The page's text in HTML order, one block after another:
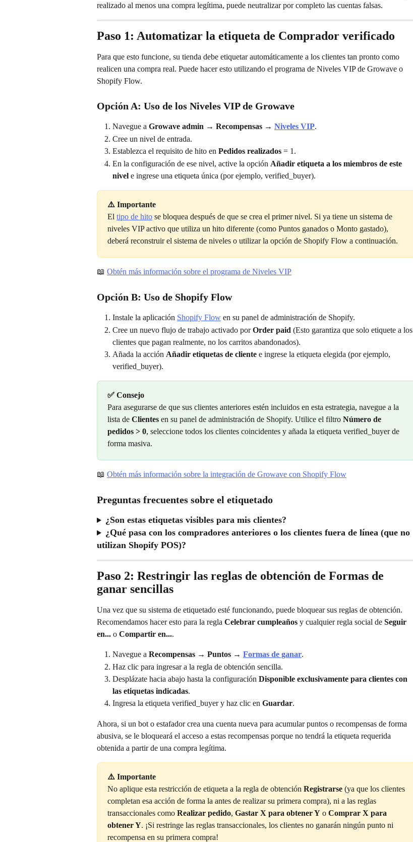
realizado al menos una compra legítima, puede neutralizar por completo las cuentas falsas.
Paso 1: Automatizar la etiqueta de Comprador verificado
Para que esto funcione, su tienda debe etiquetar automáticamente a los clientes tan pronto como
realicen una compra real. Puede hacer esto utilizando el programa de Niveles VIP de Growave o
Shopify Flow.
Opción A: Uso de los Niveles VIP de Growave
Navegue a Growave admin → Recompensas → Niveles VIP.
Cree un nivel de entrada.
Establezca el requisito de hito en Pedidos realizados = 1.
En la configuración de ese nivel, active la opción Añadir etiqueta a los miembros de este
nivel e ingrese una etiqueta única (por ejemplo, verified_buyer).
⚠️ Importante
El tipo de hito se bloquea después de que se crea el primer nivel. Si ya tiene un sistema de
niveles VIP activo que utiliza un hito diferente (como Puntos ganados o Monto gastado),
deberá reconstruir el sistema de niveles o utilizar la opción de Shopify Flow a continuación.
📖 Obtén más información sobre el programa de Niveles VIP
Opción B: Uso de Shopify Flow
Instale la aplicación Shopify Flow en su panel de administración de Shopify.
Cree un nuevo flujo de trabajo activado por Order paid (Esto garantiza que solo etiquete a los
clientes que pagan realmente, no los carritos abandonados).
Añada la acción Añadir etiquetas de cliente e ingrese la etiqueta elegida (por ejemplo,
verified_buyer).
✅ Consejo
Para asegurarse de que sus clientes anteriores estén incluidos en esta estrategia, navegue a la
lista de Clientes en su panel de administración de Shopify. Utilice el filtro Número de
pedidos > 0, seleccione todos los clientes coincidentes y añada la etiqueta verified_buyer de
forma masiva.
📖 Obtén más información sobre la integración de Growave con Shopify Flow
Preguntas frecuentes sobre el etiquetado
¿Son estas etiquetas visibles para mis clientes?
¿Qué pasa con los compradores anteriores o los clientes fuera de línea (que no
utilizan Shopify POS)?
Paso 2: Restringir las reglas de obtención de Formas de
ganar sencillas
Una vez que su sistema de etiquetado esté funcionando, puede bloquear sus reglas de obtención.
Recomendamos hacer esto para la regla Celebrar cumpleaños y cualquier regla social de Seguir
en... o Compartir en....
Navegue a Recompensas → Puntos → Formas de ganar.
Haz clic para ingresar a la regla de obtención sencilla.
Desplázate hacia abajo hasta la configuración Disponible exclusivamente para clientes con
las etiquetas indicadas.
Ingresa la etiqueta verified_buyer y haz clic en Guardar.
Ahora, si un bot o estafador crea una cuenta nueva para acumular puntos o recompensas de forma
abusiva, se le bloqueará el acceso a estas recompensas porque no tendrá la etiqueta requerida
obtenida a partir de una compra legítima.
⚠️ Importante
No aplique esta restricción de etiqueta a la regla de obtención Registrarse (ya que los clientes
completan esa acción de forma la antes de realizar su primera compra), ni a las reglas
transaccionales como Realizar pedido, Gastar X para obtener Y o Comprar X para
obtener Y. ¡Si restringe las reglas transaccionales, los clientes no ganarán ningún punto ni
recompensa en su primera compra!